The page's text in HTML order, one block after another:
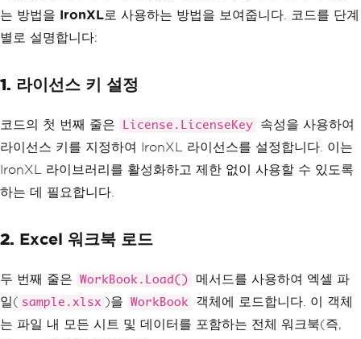
는 방법을 IronXL로 사용하는 방법을 보여줍니다. 코드를 단계
별로 설명합니다:
1. 라이선스 키 설정
코드의 첫 번째 줄은 License.LicenseKey
속성을 사용하여
라이선스 키를 지정하여 IronXL 라이선스를 설정합니다. 이는
IronXL 라이브러리를 활성화하고 제한 없이 사용할 수 있도록
하는 데 필요합니다.
2. Excel 워크북 로드
두 번째 줄은 WorkBook.Load()
메서드를 사용하여 엑셀 파
일( sample.xlsx )을 WorkBook
객체에 로드합니다. 이 객체
는 파일 내 모든 시트 및 데이터를 포함하는 전체 워크북(즉,